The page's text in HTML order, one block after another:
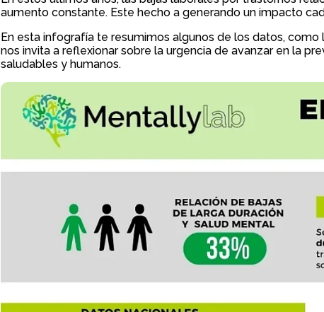
aumento constante. Este hecho a generando un impacto
En esta infografía te resumimos algunos de los datos, como
nos invita a reflexionar sobre la urgencia de avanzar en la
saludables y humanos.